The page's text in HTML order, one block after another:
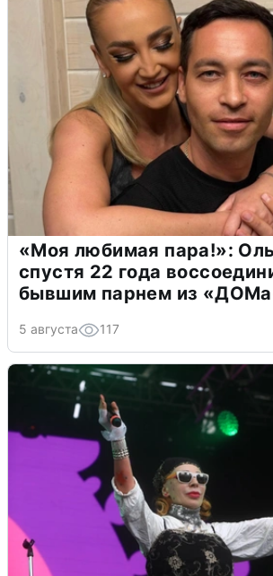
«Моя любимая пара!»:
спустя 22 года
бывшим парнем из
5 августа 117